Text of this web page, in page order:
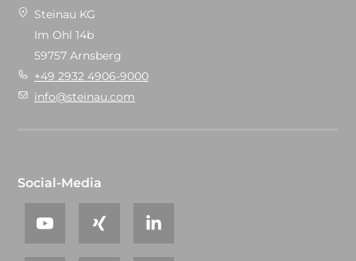
Steinau KG
Im Ohl 14b
59757 Arnsberg
+49 2932 4906-9000
info@steinau.com
Social-Media